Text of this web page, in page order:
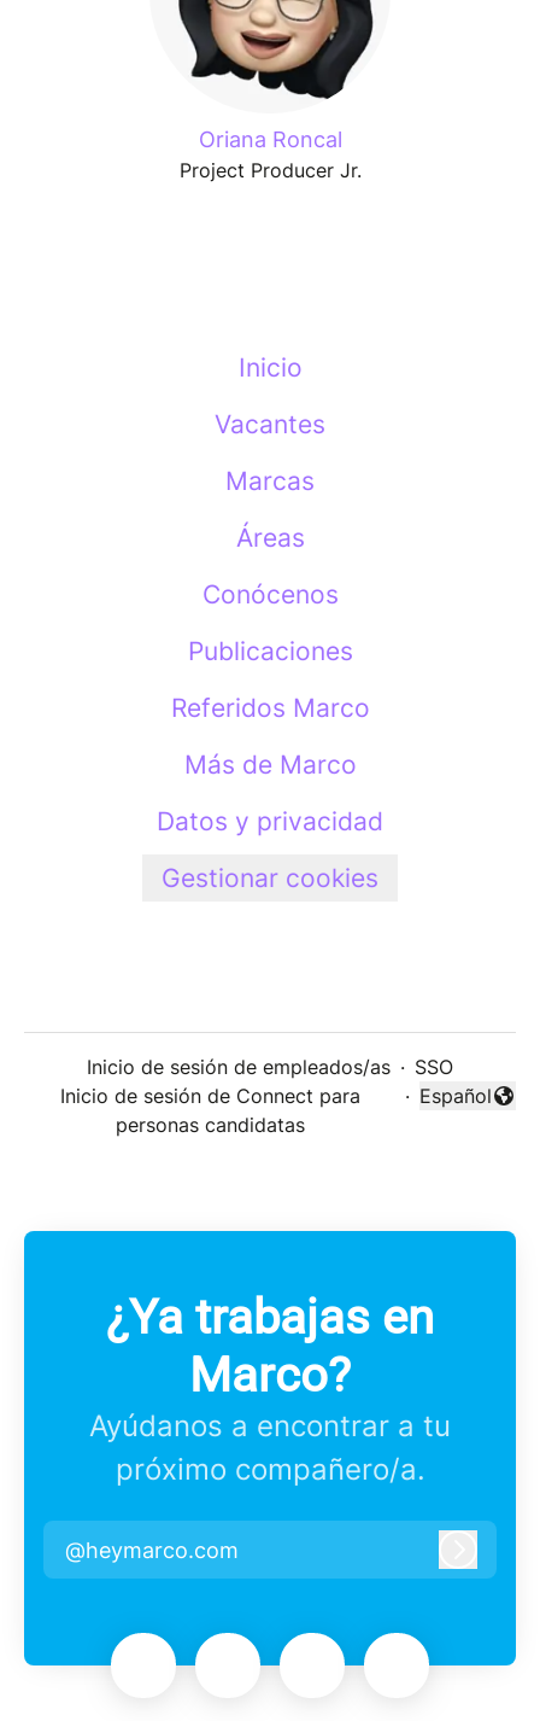
Oriana Roncal
Project Producer Jr.
Inicio
Vacantes
Marcas
Áreas
Conócenos
Publicaciones
Referidos Marco
Más de Marco
Datos y privacidad
Gestionar cookies
Inicio de sesión de empleados/as · SSO
Inicio de sesión de Connect para
personas candidatas
·
Cambiar
Español
¿Ya trabajas en
Marco?
Ayúdanos a encontrar a tu
próximo compañero/a.
@heymarco.com